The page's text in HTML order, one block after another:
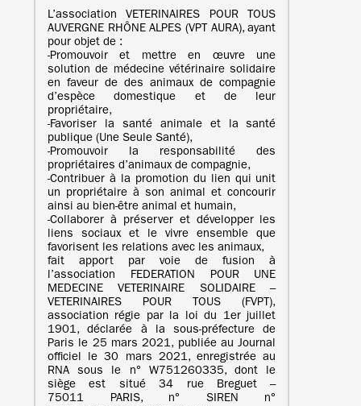
L’association VETERINAIRES POUR TOUS
AUVERGNE RHÔNE ALPES (VPT AURA), ayant
pour objet de :
‐Promouvoir et mettre en œuvre une
solution de médecine vétérinaire solidaire
en faveur de des animaux de compagnie
d’espèce domestique et de leur
propriétaire,
‐Favoriser la santé animale et la santé
publique (Une Seule Santé),
‐Promouvoir la responsabilité des
propriétaires d’animaux de compagnie,
‐Contribuer à la promotion du lien qui unit
un propriétaire à son animal et concourir
ainsi au bien-être animal et humain,
‐Collaborer à préserver et développer les
liens sociaux et le vivre ensemble que
favorisent les relations avec les animaux,
fait apport par voie de fusion à
l’association FEDERATION POUR UNE
MEDECINE VETERINAIRE SOLIDAIRE –
VETERINAIRES POUR TOUS (FVPT),
association régie par la loi du 1er juillet
1901, déclarée à la sous-préfecture de
Paris le 25 mars 2021, publiée au Journal
officiel le 30 mars 2021, enregistrée au
RNA sous le n° W751260335, dont le
siège est situé 34 rue Breguet –
75011 PARIS, n° SIREN n°